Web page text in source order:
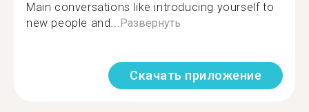
Main conversations like introducing yourself to
new people and...Развернуть
Скачать приложение